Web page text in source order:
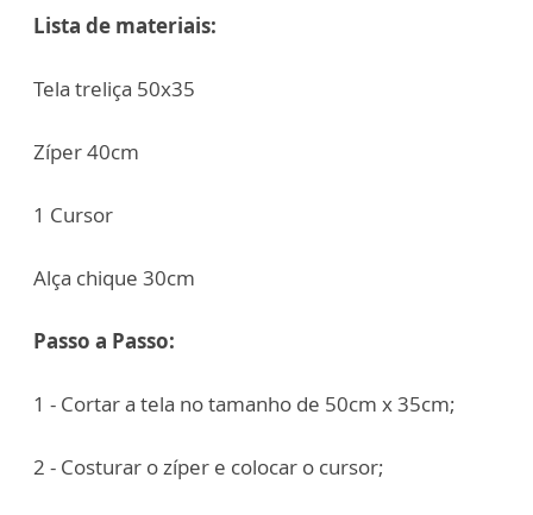
Lista de materiais:
Tela treliça 50x35
Zíper 40cm
1 Cursor
Alça chique 30cm
Passo a Passo:
1 - Cortar a tela no tamanho de 50cm x 35cm;
2 - Costurar o zíper e colocar o cursor;